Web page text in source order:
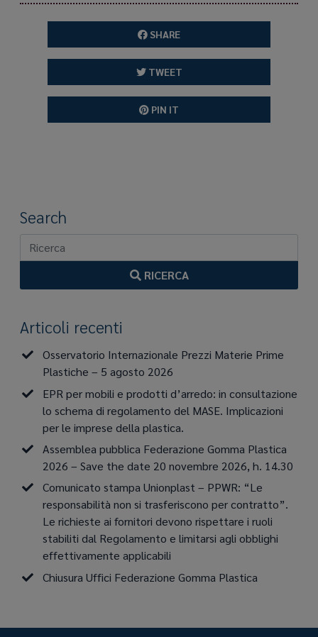
SHARE
TWEET
PIN IT
Search
RICERCA
Articoli recenti
Osservatorio Internazionale Prezzi Materie Prime
Plastiche – 5 agosto 2026
EPR per mobili e prodotti d’arredo: in consultazione
lo schema di regolamento del MASE. Implicazioni
per le imprese della plastica.
Assemblea pubblica Federazione Gomma Plastica
2026 – Save the date 20 novembre 2026, h. 14.30
Comunicato stampa Unionplast – PPWR: “Le
responsabilità non si trasferiscono per contratto”.
Le richieste ai fornitori devono rispettare i ruoli
stabiliti dal Regolamento e limitarsi agli obblighi
effettivamente applicabili
Chiusura Uffici Federazione Gomma Plastica